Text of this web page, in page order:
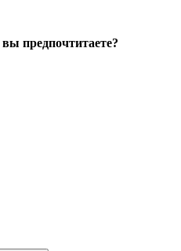
предпочтитаете?